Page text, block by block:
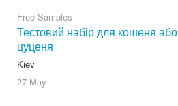
Free Samples
Тестовий набір для кошеня або
цуценя
Kiev
27 May